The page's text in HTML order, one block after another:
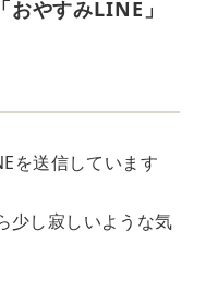
やすみLINE」
を送信しています
少し寂しいような気